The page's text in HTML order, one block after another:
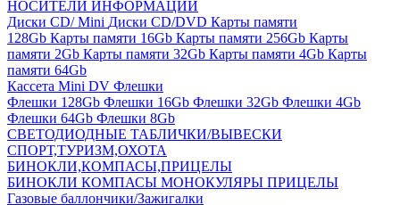
НОСИТЕЛИ ИНФОРМАЦИИ
Диски CD/ Mini Диски CD/DVD Карты памяти
128Gb Карты памяти 16Gb Карты памяти 256Gb Карты
памяти 2Gb Карты памяти 32Gb Карты памяти 4Gb Карты
памяти 64Gb
Кассета Mini DV Флешки
Флешки 128Gb Флешки 16Gb Флешки 32Gb Флешки 4Gb
Флешки 64Gb Флешки 8Gb
СВЕТОДИОДНЫЕ ТАБЛИЧКИ/ВЫВЕСКИ
СПОРТ,ТУРИЗМ,ОХОТА
БИНОКЛИ,КОМПАСЫ,ПРИЦЕЛЫ
БИНОКЛИ КОМПАСЫ МОНОКУЛЯРЫ ПРИЦЕЛЫ
Газовые баллончики/Зажигалки